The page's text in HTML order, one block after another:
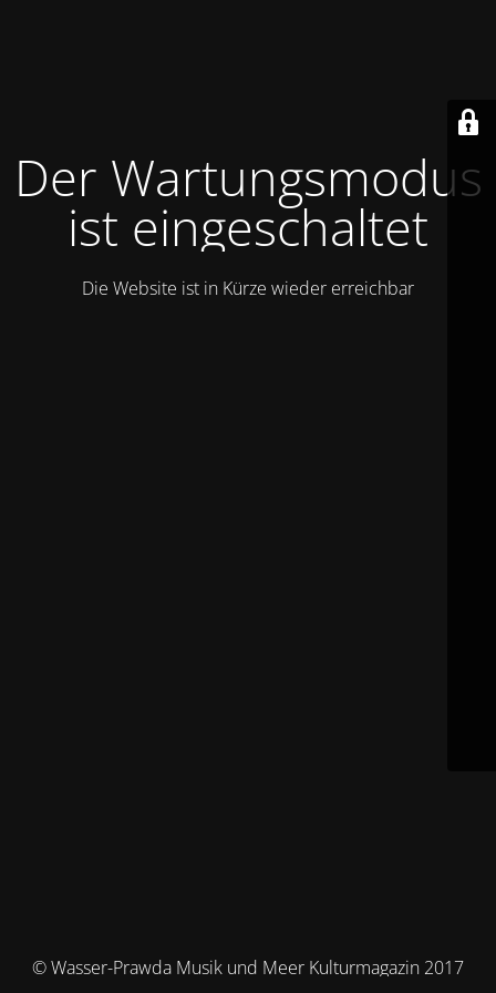
Der Wartungsmodus
ist eingeschaltet
Die Website ist in Kürze wieder erreichbar
© Wasser-Prawda Musik und Meer Kulturmagazin 2017